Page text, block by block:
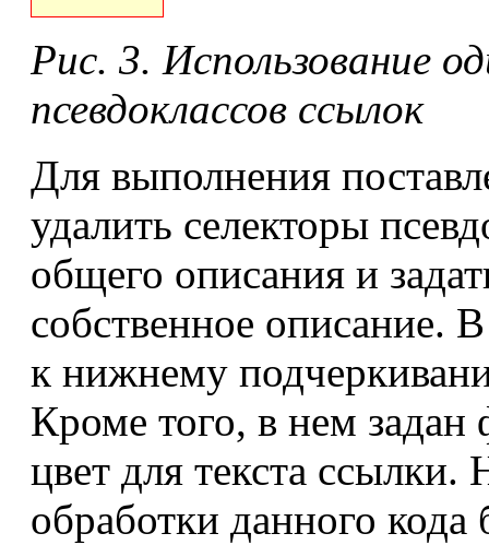
Рис. 3. Использование
псевдоклассов ссылок
Для выполнения
удалить селекторы
общего описания и
собственное описание.
к нижнему
Кроме того, в нем
цвет для текста ссылки.
обработки данного кода